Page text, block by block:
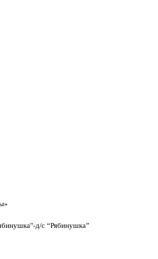
д/с “Рябинушка”